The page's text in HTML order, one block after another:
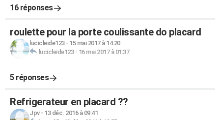
16 réponses
roulette pour la porte coulissante do placard
lucicleide123- 15 mai 2017 à 14:20
lucicleide123- 16 mai 2017 à 01:37
5 réponses
Refrigerateur en placard ??
Jpv- 13 déc. 2016 à 09:41